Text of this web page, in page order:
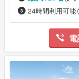
24時間利用可能